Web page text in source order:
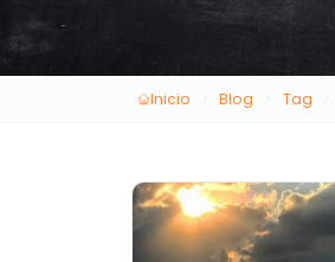
Inicio Blog Tag